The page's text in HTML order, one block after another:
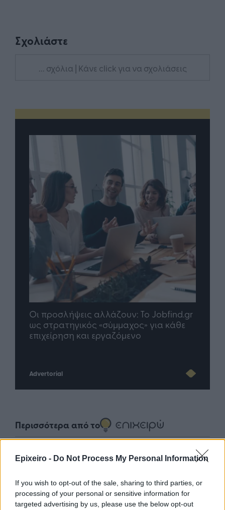
Epixeiro - Do Not Process My Personal Information
If you wish to opt-out of the sale, sharing to third parties, or
processing of your personal or sensitive information for
targeted advertising by us, please use the below opt-out
Σχολιάστε
... σχόλια | Κάνε click για να σχολιάσεις
προσλήψεις αλλάζουν: To Jobfind.gr
στρατηγικός «σύμμαχος» για κάθε
και εργαζόμενο
TP Greece:
μέλλον του
Advertorial
Περισσότερα από το
ΔΕΘ: Εξασφαλίστηκε
από το Εθνικό Πρόγραμμα
Ανάπτυξης για την ανάπλαση
06/08/26|18:12